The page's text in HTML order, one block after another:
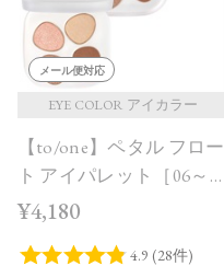
メール便対応
EYE COLOR アイカラー
【to/one】ペタル フロー
ト アイパレット［06～
08］
¥4,180